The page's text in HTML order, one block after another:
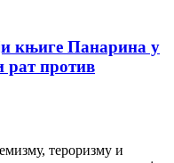
књиге Панарина у
рат против
тероризму и